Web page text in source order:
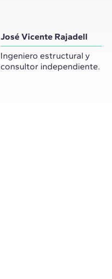
José Vicente Rajadell
Ingeniero estructural y
consultor independiente.